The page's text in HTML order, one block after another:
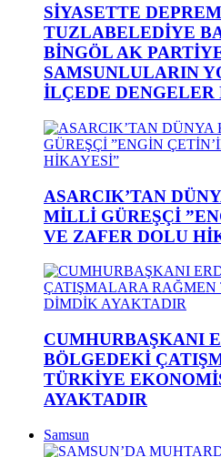
SİYASETTE
TUZLABELEDİYE
BİNGÖL AK
SAMSUNLULARIN
İLÇEDE DENGELER
ASARCIK’TAN
MİLLİ GÜREŞÇİ
VE ZAFER DOLU
CUMHURBAŞKANI
BÖLGEDEKİ
TÜRKİYE
AYAKTADIR
Samsun